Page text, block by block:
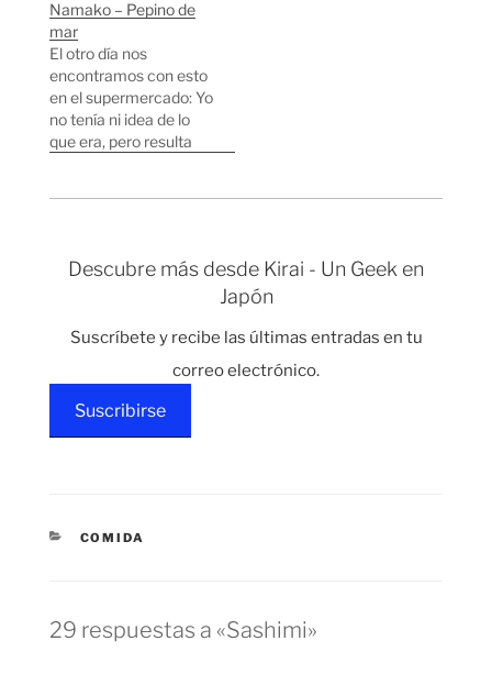
dicen que es la tienda
de manga más grande
del mundo. No se
pueden hacer fotos en
el interior, así que aquí
tenéis la entrada.…
Namako – Pepino de
mar
El otro día nos
encontramos con esto
en el supermercado: Yo
no tenía ni idea de lo
que era, pero resulta
Tailandia donde vi un
Descubre más desde Kirai - Un Geek en
Japón
Suscríbete y recibe las últimas entradas en tu
correo electrónico.
Suscribirse
CATEGORÍAS
COMIDA
29 respuestas a «Sashimi»